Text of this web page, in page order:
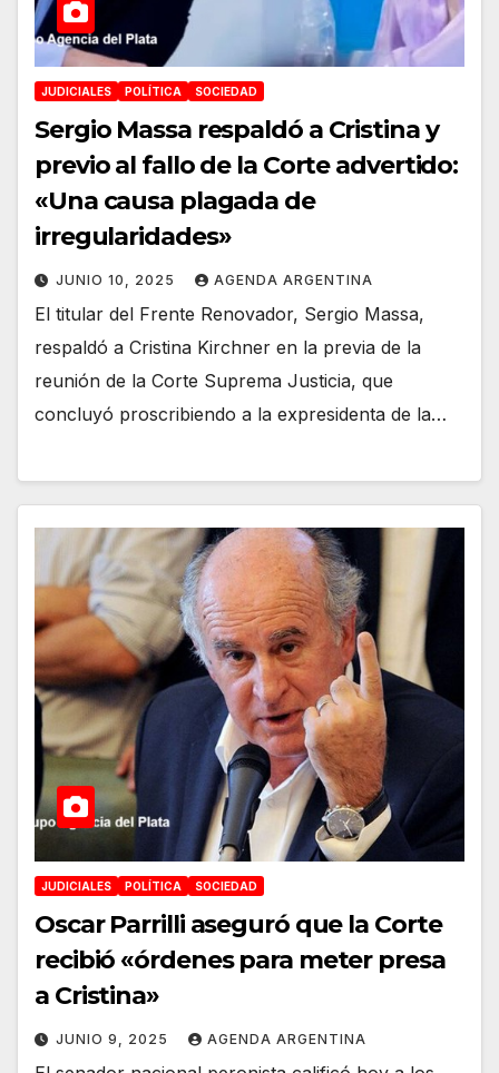
JUDICIALES POLÍTICA SOCIEDAD
Sergio Massa respaldó a Cristina y
previo al fallo de la Corte advertido:
«Una causa plagada de
irregularidades»
JUNIO 10, 2025 AGENDA ARGENTINA
El titular del Frente Renovador, Sergio Massa,
respaldó a Cristina Kirchner en la previa de la
reunión de la Corte Suprema Justicia, que
concluyó proscribiendo a la expresidenta de la…
JUDICIALES POLÍTICA SOCIEDAD
Oscar Parrilli aseguró que la Corte
recibió «órdenes para meter presa
a Cristina»
JUNIO 9, 2025 AGENDA ARGENTINA